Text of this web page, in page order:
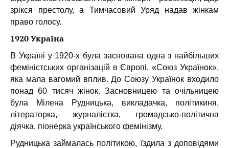
зрікся престолу, а Тимчасовий Уряд надав жінкам
право голосу.
1920 Україна
В Україні у 1920-х була заснована одна з найбільших
феміністських організацій в Європі, «Союз Українок»,
яка мала вагомий вплив. До Союзу Українок входило
понад 60 тисяч жінок. Засновницею та очільницею
була Мілена Рудницька, викладачка, політикиня,
літераторка, журналістка, громадсько-політична
діячка, піонерка українського фемінізму.
Рудницька займалась політикою, їздила з доповідями